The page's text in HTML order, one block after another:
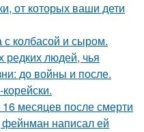
от которых ваши дети
с колбасой и сыром.
редких людей, чья
до войны и после.
месяцев после смерти
написал ей